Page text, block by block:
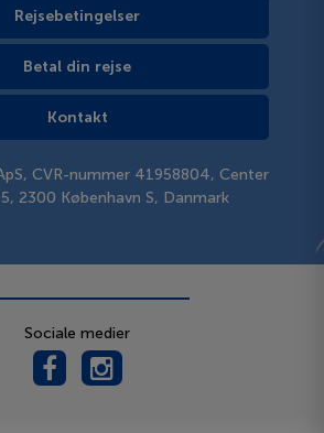
Rejsebetingelser
Betal din rejse
Kontakt
CVR-nummer 41958804, Center
2300 København S, Danmark
Sociale medier